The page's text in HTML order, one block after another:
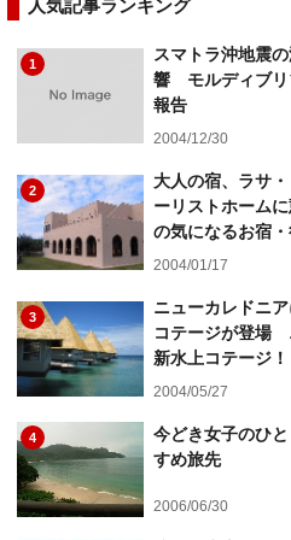
人気記事ランキング
1
スマトラ沖地震
響 モルディブリ
報告
2004/12/30
2
大人の宿、ラサ
ーリストホーム
の気になるお宿
2004/01/17
3
ニューカレドニ
コテージが登場
新水上コテージ！
2004/05/27
4
今どき女子のひ
すめ旅先
2006/06/30